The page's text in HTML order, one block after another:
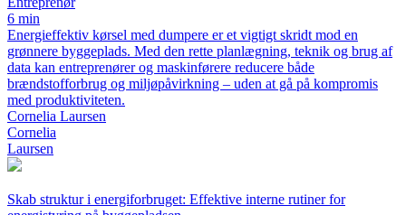
6 min
Energieffektiv kørsel med dumpere er et vigtigt skridt mod en
grønnere byggeplads. Med den rette planlægning, teknik og brug af
data kan entreprenører og maskinførere reducere både
brændstofforbrug og miljøpåvirkning – uden at gå på kompromis
med produktiviteten.
Cornelia Laursen
Cornelia
Laursen
Skab struktur i energiforbruget: Effektive interne rutiner for